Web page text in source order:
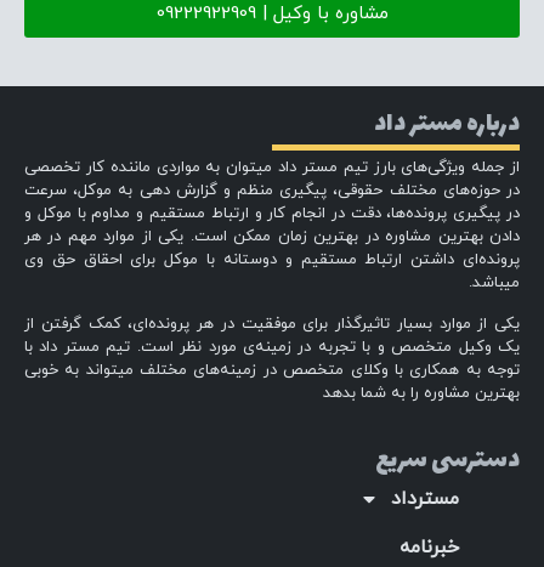
مشاوره با وکیل | 09222922909
درباره مستر داد
از جمله ویژگی‌های بارز تیم مستر داد میتوان به مواردی ماننده کار تخصصی
در حوزه‌های مختلف حقوقی، پیگیری منظم و گزارش دهی به موکل، سرعت
در پیگیری پرونده‌ها، دقت در انجام کار و ارتباط مستقیم و مداوم با موکل و
دادن بهترین مشاوره در بهترین زمان ممکن است. یکی از موارد مهم در هر
پرونده‌ای داشتن ارتباط مستقیم و دوستانه با موکل برای احقاق حق وی
میباشد.
یکی از موارد بسیار تاثیرگذار برای موفقیت در هر پرونده‌ای، کمک گرفتن از
یک وکیل متخصص و با تجربه در زمینه‌ی مورد نظر است. تیم مستر داد با
توجه به همکاری با وکلای متخصص در زمینه‌های مختلف میتواند به خوبی
بهترین مشاوره را به شما بدهد
دسترسی سریع
مسترداد
خبرنامه